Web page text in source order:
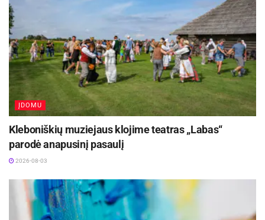
filmus ar laidas apie gamtą.
Skubantiems ir taupantiems savo laiką,
internetinė televizija turi, ką pasiūlyti. Savo
mėgstamas programas galite žiūrėti tiek
tiesiogiai, tik tada, kai turite tam laiko. Tai labai
patogu, nes nereikia sukti galvos ir derinti savo
gyvenimo ritmo prie mėgstamo serialo ar laidos.
ĮDOMU
Kleboniškių muziejaus klojime teatras „Labas“
parodė anapusinį pasaulį
2026-08-03